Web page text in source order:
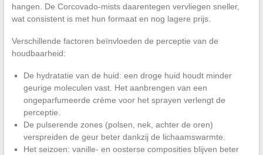
hangen. De Corcovado-mists daarentegen vervliegen sneller,
wat consistent is met hun formaat en nog lagere prijs.
Verschillende factoren beïnvloeden de perceptie van de
houdbaarheid:
De hydratatie van de huid: een droge huid houdt minder
geurige moleculen vast. Het aanbrengen van een
ongeparfumeerde crème voor het sprayen verlengt de
perceptie.
De pulserende zones (polsen, nek, achter de oren)
verspreiden de geur beter dankzij de lichaamswarmte.
Het seizoen: vanille- en oosterse composities blijven beter